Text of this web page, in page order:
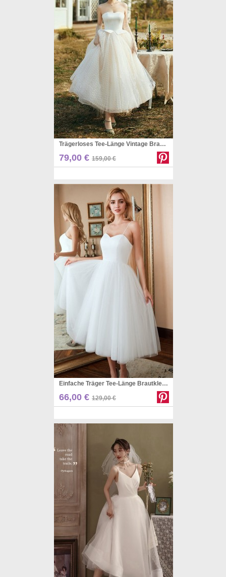
Trägerloses Tee-Länge Vintage Brautkleid PWH001
79,00 € 159,00 €
Pinterest
Einfache Träger Tee-Länge Brautkleid PWH003
66,00 € 129,00 €
Pinterest